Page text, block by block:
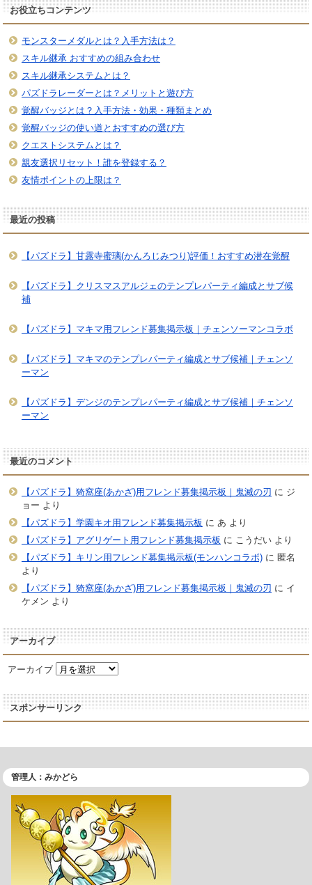
お役立ちコンテンツ
モンスターメダルとは？入手方法は？
スキル継承 おすすめの組み合わせ
スキル継承システムとは？
パズドラレーダーとは？メリットと遊び方
覚醒バッジとは？入手方法・効果・種類まとめ
覚醒バッジの使い道とおすすめの選び方
クエストシステムとは？
親友選択リセット！誰を登録する？
友情ポイントの上限は？
最近の投稿
【パズドラ】甘露寺蜜璃(かんろじみつり)評価！おすすめ潜在覚醒
【パズドラ】クリスマスアルジェのテンプレパーティ編成とサブ候
補
【パズドラ】マキマ用フレンド募集掲示板｜チェンソーマンコラボ
【パズドラ】マキマのテンプレパーティ編成とサブ候補｜チェンソ
ーマン
【パズドラ】デンジのテンプレパーティ編成とサブ候補｜チェンソ
ーマン
最近のコメント
【パズドラ】猗窩座(あかざ)用フレンド募集掲示板｜鬼滅の刃 に ジ
ョー より
【パズドラ】学園キオ用フレンド募集掲示板 に あ より
【パズドラ】アグリゲート用フレンド募集掲示板 に こうだいより
【パズドラ】キリン用フレンド募集掲示板(モンハンコラボ)に 匿名
より
【パズドラ】猗窩座(あかざ)用フレンド募集掲示板｜鬼滅の刃 に イ
ケメン より
アーカイブ
アーカイブ
スポンサーリンク
管理人：みかどら